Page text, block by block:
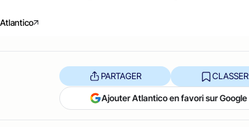
PARTAGER CLASSER
Ajouter Atlantico en favori sur Google